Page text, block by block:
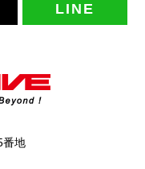
LINE
番地